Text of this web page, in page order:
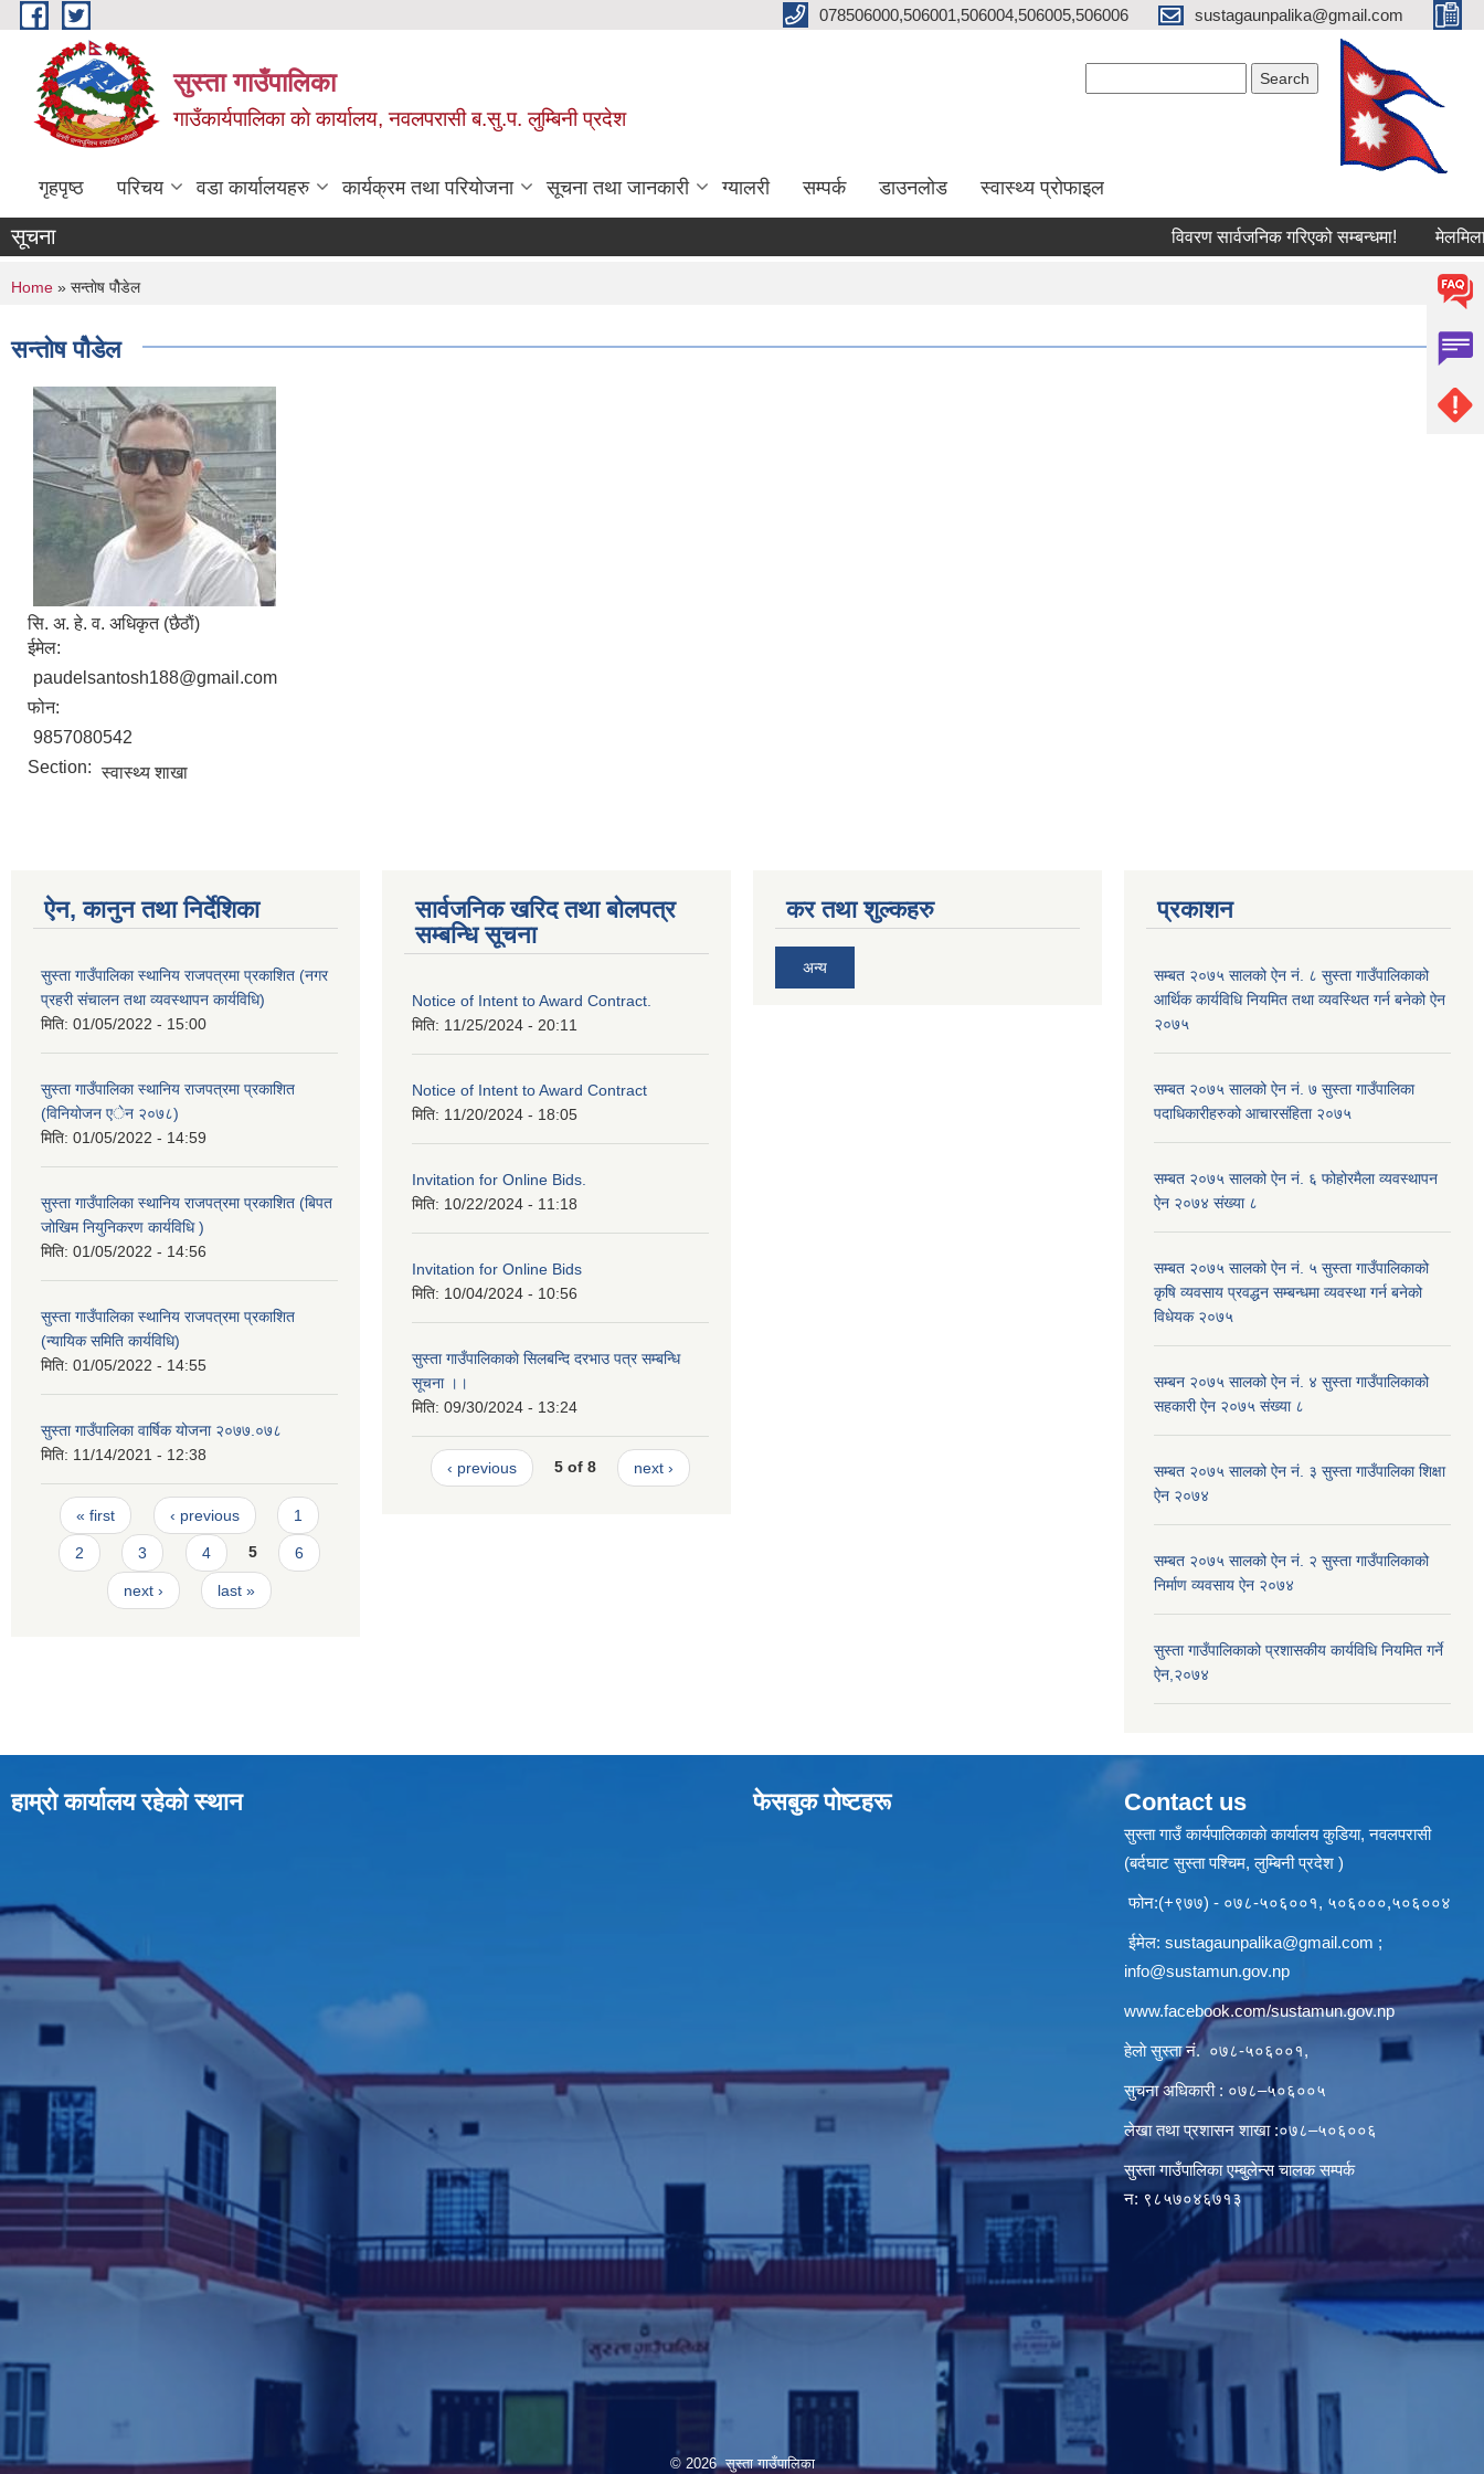
Skip to main content 078506000,506001,506004,506005,506006 sustagaunpalika@gmail.com
सुस्ता गाउँपालिका
गाउँकार्यपालिका काे कार्यालय, नवलपरासी ब.सु.प. लुम्बिनी प्रदेश
गृहपृष्ठ परिचय वडा कार्यालयहरु कार्यक्रम तथा परियोजना सूचना तथा जानकारी ग्यालरी सम्पर्क डाउनलोड स्वास्थ्य प्राेफाइल
सूचना विवरण सार्वजनिक गरिएको सम्बन्धमा!
You are here
Home » सन्ताेष पोैडेल
सन्ताेष पोैडेल
सि‍. अ. हे. व. अधिकृत (छैठाैं)
ईमेल:
paudelsantosh188@gmail.com
फोन:
9857080542
Section: स्वास्थ्य शाखा
ऐन, कानुन तथा निर्देशिका
सुस्ता गाउँपालिका स्थानिय राजपत्रमा प्रकाशित (नगर
प्रहरी संचालन तथा व्यवस्थापन कार्यविधि)
मिति: 01/05/2022 - 15:00
सुस्ता गाउँपालिका स्थानिय राजपत्रमा प्रकाशित
(विनियोजन एेन २०७८)
मिति: 01/05/2022 - 14:59
सुस्ता गाउँपालिका स्थानिय राजपत्रमा प्रकाशित (बिपत
जोखिम नियुनिकरण कार्यविधि )
मिति: 01/05/2022 - 14:56
सुस्ता गाउँपालिका स्थानिय राजपत्रमा प्रकाशित
(न्यायिक समिति कार्यविधि)
मिति: 01/05/2022 - 14:55
सुस्ता गाउँपालिका वार्षिक योजना २०७७.०७८
मिति: 11/14/2021 - 12:38
Pages
« first ‹ previous 1
2 3 4 5 6
next › last »
सार्वजनिक खरिद तथा बोलपत्र
सम्बन्धि सूचना
Notice of Intent to Award Contract.
मिति: 11/25/2024 - 20:11
Notice of Intent to Award Contract
मिति: 11/20/2024 - 18:05
Invitation for Online Bids.
मिति: 10/22/2024 - 11:18
Invitation for Online Bids
मिति: 10/04/2024 - 10:56
सुस्ता गाउँपालिकाकाे सिलबन्दि दरभाउ पत्र सम्बन्धि
सूचना ।।
मिति: 09/30/2024 - 13:24
‹ previous 5 of 8 next ›
कर तथा शुल्कहरु
अन्य
प्रकाशन
सम्बत २०७५ सालको ऐन नं. ८ सुस्ता गाउँपालिकाको
आर्थिक कार्यविधि नियमित तथा व्यवस्थित गर्न बनेको ऐन
२०७५
सम्बत २०७५ सालको ऐन नं. ७ सुस्ता गाउँपालिका
पदाधिकारीहरुको आचारसंहिता २०७५
सम्बत २०७५ सालको ऐन नं. ६ फोहोरमैला व्यवस्थापन
ऐन २०७४ संख्या ८
सम्बत २०७५ सालको ऐन नं. ५ सुस्ता गाउँपालिकाको
कृषि व्यवसाय प्रवद्धन सम्बन्धमा व्यवस्था गर्न बनेको
विधेयक २०७५
सम्बन २०७५ सालको ऐन नं. ४ सुस्ता गाउँपालिकाको
सहकारी ऐन २०७५ संख्या ८
सम्बत २०७५ सालको ऐन नं. ३ सुस्ता गाउँपालिका शिक्षा
ऐन २०७४
सम्बत २०७५ सालको ऐन नं. २ सुस्ता गाउँपालिकाको
निर्माण व्यवसाय ऐन २०७४
सुस्ता गाउँपालिकाको प्रशासकीय कार्यविधि नियमित गर्ने
ऐन,२०७४
हाम्रो कार्यालय रहेको स्थान फेसबुक पाेष्टहरू Contact us
सुस्ता गाउँ कार्यपालिकाकाे कार्यालय कुडिया, नवलपरासी
(बर्दघाट सुस्ता पश्चिम, लुम्बिनी प्रदेश )
फोन:(+९७७) - ०७८-५०६००१, ५०६०००,५०६००४
ईमेल: sustagaunpalika@gmail.com ;
info@sustamun.gov.np
www.facebook.com/sustamun.gov.np
हेलाे सुस्ता नं.०७८-५०६००१,
सुचना अधिकारी : ०७८–५०६००५
लेखा तथा प्रशासन शाखा :०७८–५०६००६
सुस्ता गाउँपालिका एम्बुलेन्स चालक सम्पर्क
न‌‍: ९८५७०४६७१३
© 2026 सुस्ता गाउँपालिका